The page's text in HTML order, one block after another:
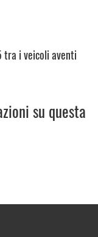
tra i veicoli aventi
su questa